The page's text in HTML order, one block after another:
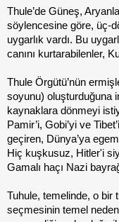
Thule’de Güneş,
söylencesine göre, üç-
uygarlık vardı. Bu
canını kurtarabilenler,
Thule Örgütü’nün
soyunu) oluşturduğuna
kaynaklara dönmeyi
Pamir’i, Gobi’yi ve
geçiren, Dünya’ya
Hiç kuşkusuz, Hitler'i
Gamalı haçı Nazi
Tuhule, temelinde, o bir
seçmesinin temel